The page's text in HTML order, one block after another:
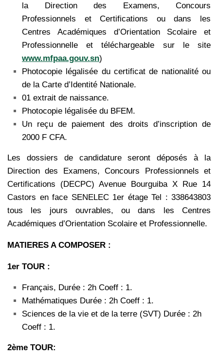
la Direction des Examens, Concours
Professionnels et Certifications ou dans les
Centres Académiques d’Orientation Scolaire et
Professionnelle et téléchargeable sur le site
www.mfpaa.gouv.sn)
Photocopie légalisée du certificat de nationalité ou
de la Carte d’Identité Nationale.
01 extrait de naissance.
Photocopie légalisée du BFEM.
Un reçu de paiement des droits d’inscription de
2000 F CFA.
Les dossiers de candidature seront déposés à la
Direction des Examens, Concours Professionnels et
Certifications (DECPC) Avenue Bourguiba X Rue 14
Castors en face SENELEC 1er étage Tel : 338643803
tous les jours ouvrables, ou dans les Centres
Académiques d’Orientation Scolaire et Professionnelle.
MATIERES A COMPOSER :
1er TOUR :
Français, Durée : 2h Coeff : 1.
Mathématiques Durée : 2h Coeff : 1.
Sciences de la vie et de la terre (SVT) Durée : 2h
Coeff : 1.
2ème TOUR: